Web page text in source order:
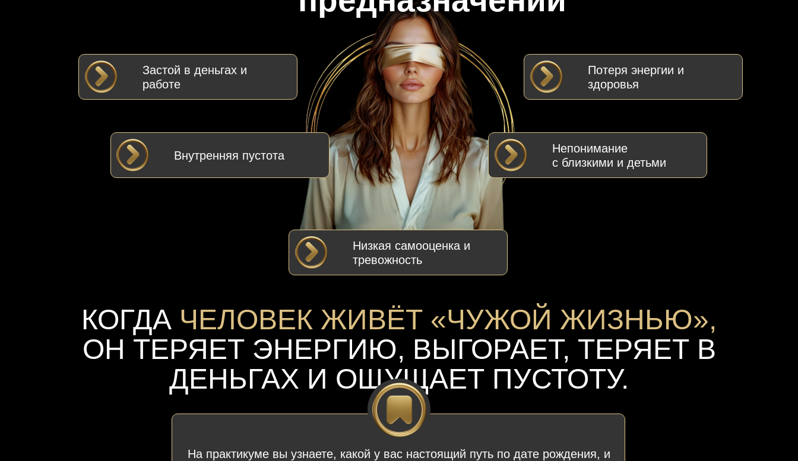
КОГДА ЧЕЛОВЕК ЖИВЁТ «ЧУЖОЙ ЖИЗНЬЮ»,
ОН ТЕРЯЕТ ЭНЕРГИЮ, ВЫГОРАЕТ, ТЕРЯЕТ В
ДЕНЬГАХ И ОЩУЩАЕТ ПУСТОТУ.
На практикуме вы узнаете, какой у вас настоящий путь по дате рождения, и
Застой в деньгах и
работе
Внутренняя пустота
Потеря энергии и
здоровья
Низкая самооценка и
тревожность
Непонимание
с близкими и детьми